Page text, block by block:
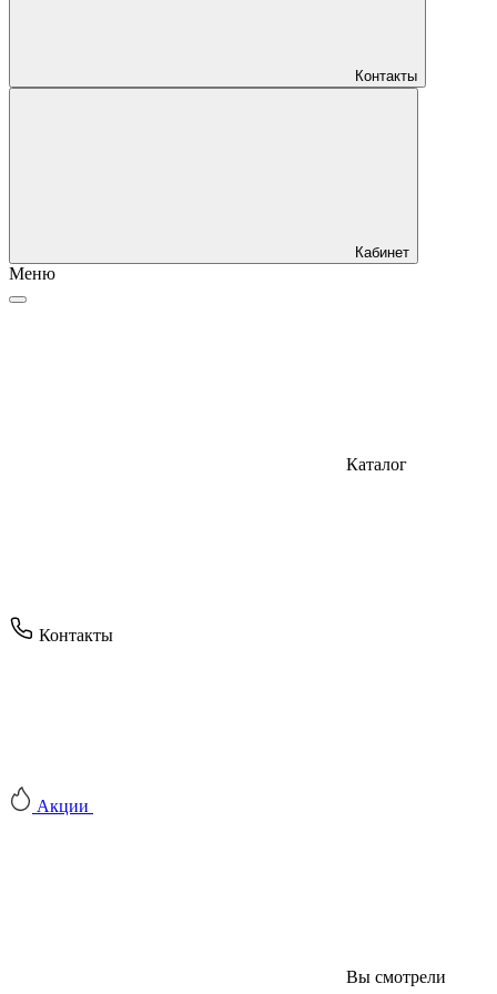
Контакты
Кабинет
Меню
Каталог
Контакты
Акции
Вы смотрели